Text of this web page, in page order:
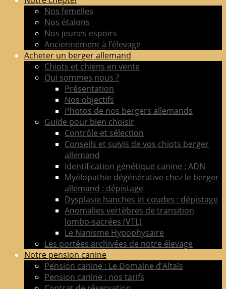
allemand
adultes
Nos femelles
Nos étalons
Nos jeunes espoirs
Anciennement à l’élevage
Acheter un berger allemand
Chiots et chiens en vente
Qui sommes nous ?
Présentation
Nos objectifs
Photos de nos bergers allemands
Guide pour bien choisir
Contrôle et sélection
Conseils et suivis de vos chiots berger
allemand
Identification génétique canine : ADN
Myélopathie dégénérative chez le berger
allemand : dépistage
Dysplasie hanches et coudes : dépistage
Anomalies vertèbres de transition
lombo-sacrées (VTL)
Le Nanisme Hypophysaire
Les portées archivées de notre élevage
Notre pension canine
Pension canine : Le Domaine d’Altaïs
Pension canine : nos tarifs